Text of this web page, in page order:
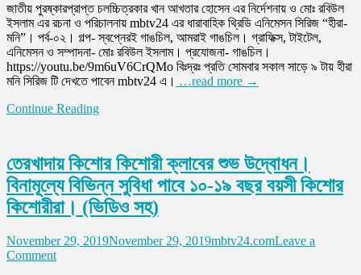
এ্যালবাম
“সুরে
এনিমসেন
সিরিজ
“হীরা
পর্ব
জাতীয় পুরষ্কারপ্রাপ্ত চলচ্চিত্রকার খান আখতার হোসেন এর নির্দেশনায় ও মোঃ রবিউল
ইসলাম এর রচনা ও পরিচালনায় mbtv24 এর ধারাবাহিক থ্রিডি এনিমেসন সিরিজ “হীরা-
মনি”। পর্ব-০২। গল্প- স্বপ্নেরই গাঙচিল, আমরাই গাঙচিল। গ্রাফিক্স, টাইটেল,
এনিমেসন ও সম্পাদনা- মোঃ রবিউল ইসলাম। প্রযোজনা- গাঙচিল।
https://youtu.be/9m6uV6CrQMo বিঃদ্রঃ প্রতি সোমবার সকাল সাড়ে ৯ টায় হীরা
মনি সিরিজ টি দেখতে পাবেন mbtv24 এ। …read more →
Continue Reading
তেরখাদায় কিশোর কিশোরী ক্লাবের শুভ উদ্বোধন।
বিনামূল্যে বিভিন্ন সুবিধা পাবে ১০-১৯ বছর বয়সী কিশোর
কিশোরীরা। (ভিডিও সহ)
November 29, 2019November 29, 2019mbtv24.comLeave a
Commenton